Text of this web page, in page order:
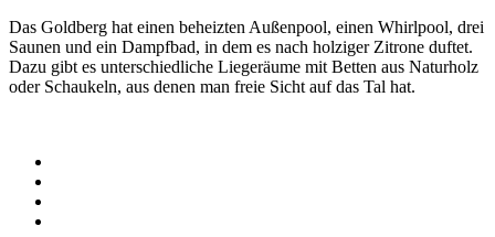
Das Goldberg hat einen beheizten Außenpool, einen Whirlpool, drei
Saunen und ein Dampfbad, in dem es nach holziger Zitrone duftet.
Dazu gibt es unterschiedliche Liegeräume mit Betten aus Naturholz
oder Schaukeln, aus denen man freie Sicht auf das Tal hat.